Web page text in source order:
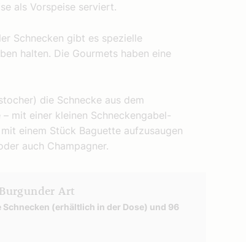
als Vorspeise serviert.
Schnecken gibt es spezielle
halten. Die Gourmets haben eine
die Schnecke aus dem
mit einer kleinen Schneckengabel-
einem Stück Baguette aufzusaugen
auch Champagner.
Art
(erhältlich in der Dose) und 96